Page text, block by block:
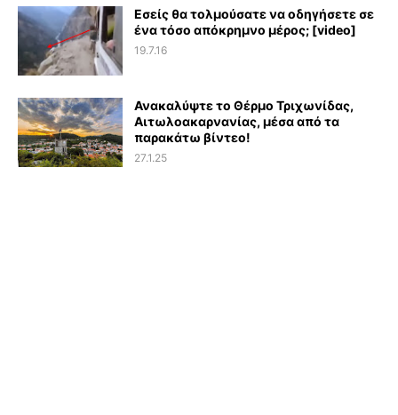
Εσείς θα τολμούσατε να οδηγήσετε σε
ένα τόσο απόκρημνο μέρος; [video]
19.7.16
Ανακαλύψτε το Θέρμο Τριχωνίδας,
Αιτωλοακαρνανίας, μέσα από τα
παρακάτω βίντεο!
27.1.25